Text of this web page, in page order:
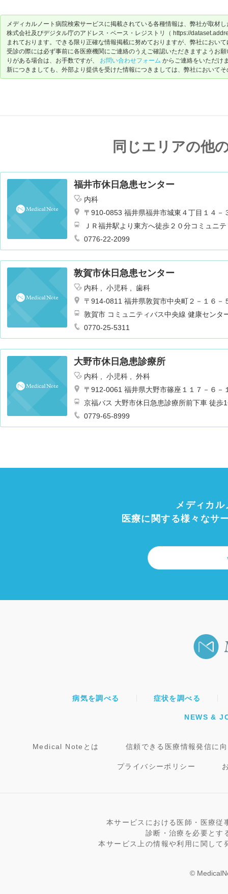
メディカルノート病院検索サービスに掲載されている各種情報は、弊社が取材
株式会社及びデジタル庁のアドレス・ベース・レジストリ（ https://
まれております。できる限り正確な情報掲載に努めておりますが、弊社におい
受診の際には必ず事前に各医療機関にご連絡のうえご確認いただきますようお
りがある場合は、お手数ですが、 お問い合わせフォーム からご連絡をいただけ
新につきましても、外部より提供を受けた情報につきましては、弊社において
同じエリアの他
福井市休日急患センター
内科
〒910-0853 福井県福井市城東４丁目１４－
ＪＲ福井駅より東方へ徒歩２０分コミュニ
ンター前バス停より徒歩１分
0776-22-2099
敦賀市休日急患センター
内科 小児科
歯科
〒914-0811 福井県敦賀市中央町２－１６－
敦賀市 コミュニティバス中央線 健康センタ
0770-25-5311
大野市休日急患診療所
内科 小児科
外科
〒912-0061 福井県大野市篠座１１７－６－
京福バス 大野市休日急患診療所
0779-65-8999
メディカ
医療に関する様々なサ
病気を調べる 症状を調べる
NEWS &
Medical Noteとは 信頼できる医療情報発信に
プライバシーポリシー
本サービスにおける医師・医療従
診断・治療を必要とす
本サービス上の情報や利用に関し
©